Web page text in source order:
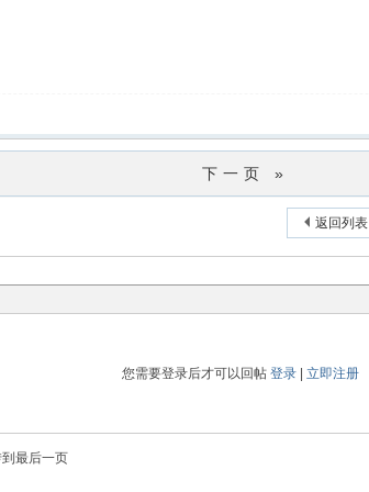
下一页 »
返回列表
您需要登录后才可以回帖登录 |立即注册
最后一页